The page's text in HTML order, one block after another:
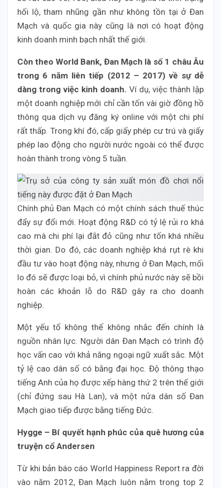
hối lộ, tham nhũng gần như không tồn tại ở Đan
Mạch và quốc gia này cũng là nơi có hoạt động
kinh doanh minh bạch nhất thế giới.
Còn theo World Bank, Đan Mạch là số 1 châu Âu
trong 6 năm liên tiếp (2012 – 2017) về sự dễ
dàng trong việc kinh doanh. Ví dụ, việc thành lập
một doanh nghiệp mới chỉ cần tốn vài giờ đồng hồ
thông qua dịch vụ đăng ký online với một chi phí
rất thấp. Trong khí đó, cấp giấy phép cư trú và giấy
phép lao động cho người nước ngoài có thể được
hoàn thành trong vòng 5 tuần.
Chính phủ Đan Mạch có một chính sách thuế thúc
đẩy sự đổi mới. Hoạt động R&D có tỷ lệ rủi ro khá
cao mà chi phí lại đắt đỏ cũng như tốn khá nhiều
thời gian. Do đó, các doanh nghiệp khá rụt rè khi
đầu tư vào hoạt động này, nhưng ở Đan Mạch, mối
lo đó sẽ được loại bỏ, vì chính phủ nước này sẽ bồi
hoàn các khoản lỗ do R&D gây ra cho doanh
nghiệp.
Một yếu tố không thế không nhắc đến chính là
nguồn nhân lực. Người dân Đan Mạch có trình độ
học vấn cao với khả năng ngoại ngữ xuất sắc. Một
tỷ lệ cao dân số có bằng đại học. Độ thông thạo
tiếng Anh của họ được xếp hàng thứ 2 trên thế giới
(chỉ đứng sau Hà Lan), và một nửa dân số Đan
Mạch giao tiếp được bằng tiếng Đức.
Hygge – Bí quyết hạnh phúc của quê hương của
truyện cổ Andersen
Từ khi bản báo cáo World Happiness Report ra đời
vào năm 2012, Đan Mạch luôn nằm trong top 2